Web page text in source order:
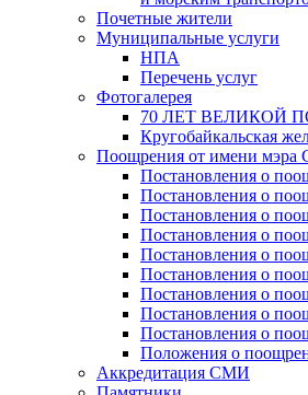
Почетные жители
Муниципальные услуги
НПА
Перечень услуг
Фотогалерея
70 ЛЕТ ВЕЛИКОЙ
Кругобайкальская
Поощрения от имени мэра
Постановления о
Постановления о
Постановления о
Постановления о
Постановления о
Постановления о
Постановления о
Постановления о
Постановления о
Положения о
Аккредитация СМИ